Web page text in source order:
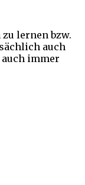
lernen bzw.
auch
immer